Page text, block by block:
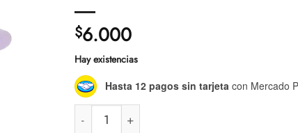
$6.000
Hay existencias
Hasta 12 pagos sin tarjeta con Mercado
MOLDES (BIGUDIE) ANATÓMICOS